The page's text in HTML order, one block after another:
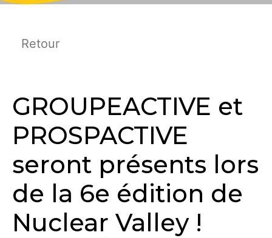
Retour
GROUPEACTIVE et
PROSPACTIVE
seront présents lors
de la 6e édition de
Nuclear Valley !